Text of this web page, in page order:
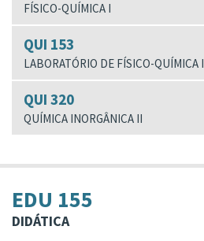
FÍSICO-QUÍMICA I
QUI 153
LABORATÓRIO DE FÍSICO-QUÍMICA I
QUI 320
QUÍMICA INORGÂNICA II
EDU 155
DIDÁTICA